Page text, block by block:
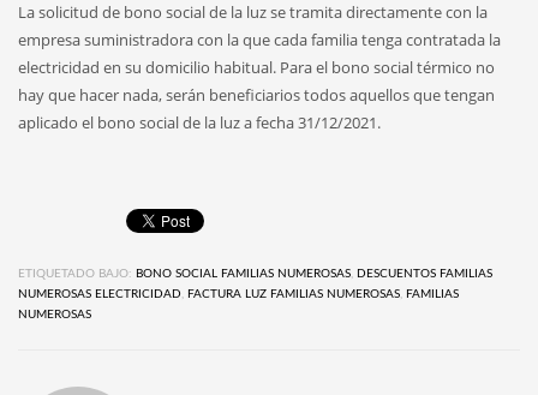
La solicitud de bono social de la luz se tramita directamente con la
empresa suministradora con la que cada familia tenga contratada la
electricidad en su domicilio habitual. Para el bono social térmico no
hay que hacer nada, serán beneficiarios todos aquellos que tengan
aplicado el bono social de la luz a fecha 31/12/2021.
ETIQUETADO BAJO: BONO SOCIAL FAMILIAS NUMEROSAS, DESCUENTOS FAMILIAS
NUMEROSAS ELECTRICIDAD, FACTURA LUZ FAMILIAS NUMEROSAS, FAMILIAS
NUMEROSAS